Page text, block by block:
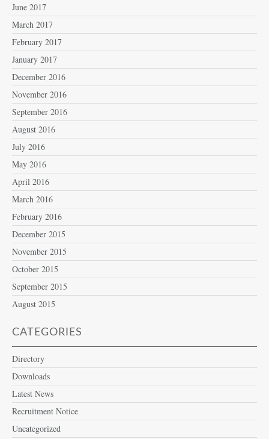
June 2017
March 2017
February 2017
January 2017
December 2016
November 2016
September 2016
August 2016
July 2016
May 2016
April 2016
March 2016
February 2016
December 2015
November 2015
October 2015
September 2015
August 2015
CATEGORIES
Directory
Downloads
Latest News
Recruitment Notice
Uncategorized